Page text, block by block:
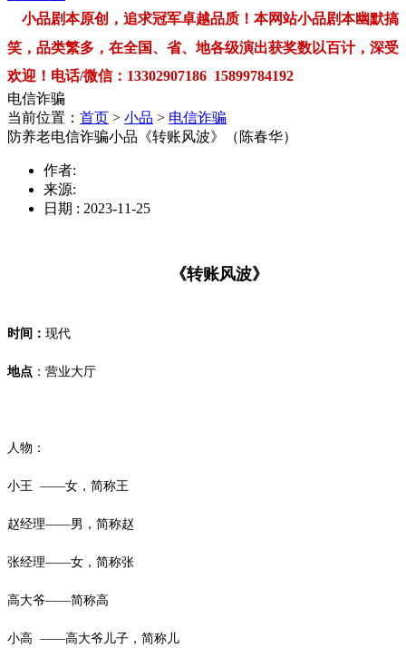
小品剧本原创，追求冠军卓越品质！本网站小品剧本幽默搞
笑，品类繁多，在全国、省、地各级演出获奖数以百计，深受
欢迎！电话/微信：13302907186 15899784192
电信诈骗
当前位置： 首页 > 小品 > 电信诈骗
防养老电信诈骗小品《转账风波》（陈春华）
作者:
来源:
日期 : 2023-11-25
《转账风波》
时间： 现代
地点 ：营业大厅
人物：
小王 ——女，简称王
赵经理——男，简称赵
张经理——女，简称张
高大爷——简称高
小高 ——高大爷儿子，简称儿